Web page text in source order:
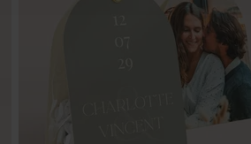
Pot en verre sel de bain jaune mariage